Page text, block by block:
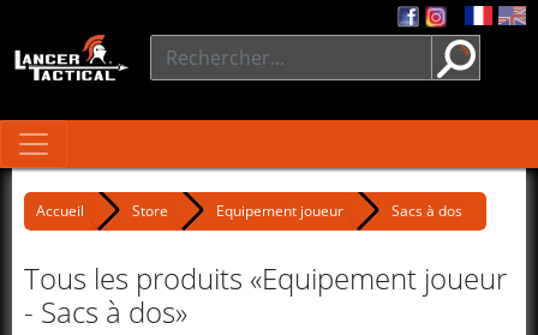
Accueil Store Equipement joueur Sacs à dos
Tous les produits «Equipement joueur
- Sacs à dos»